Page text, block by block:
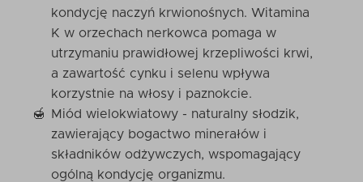
kondycję naczyń krwionośnych. Witamina
K w orzechach nerkowca pomaga w
utrzymaniu prawidłowej krzepliwości krwi,
a zawartość cynku i selenu wpływa
korzystnie na włosy i paznokcie.
Miód wielokwiatowy - naturalny słodzik,
zawierający bogactwo minerałów i
składników odżywczych, wspomagający
ogólną kondycję organizmu.